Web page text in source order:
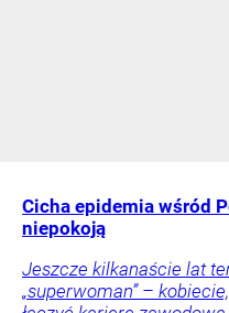
Cicha epidemia wśród
niepokoją
Jeszcze kilkanaście lat
„superwoman” –